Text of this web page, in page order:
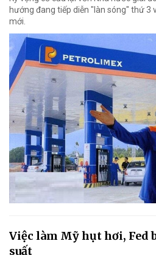
hướng đang tiếp diễn "làn sóng" thứ 3
mới.
Việc làm Mỹ hụt hơi, Fed
suất